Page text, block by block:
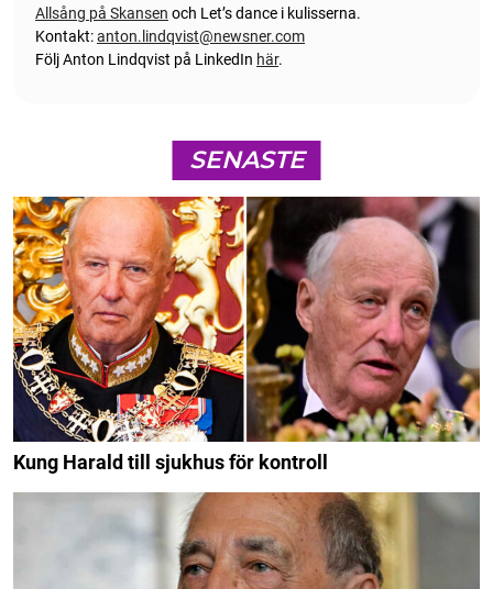
Allsång på Skansen och Let’s dance i kulisserna.
Kontakt:anton.lindqvist@newsner.com
Följ Anton Lindqvist på LinkedIn här.
SENASTE
Kung Harald till sjukhus för kontroll